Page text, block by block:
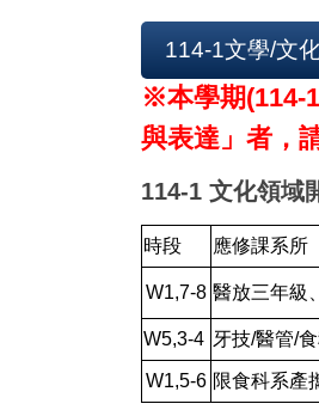
114-1文學/文
※本學期(114-
與表達」者，
114-1 文化領域
時段 應修課系所
W1,7-8 醫放三年級
W5,3-4 牙技/醫管/
W1,5-6 限食科系產